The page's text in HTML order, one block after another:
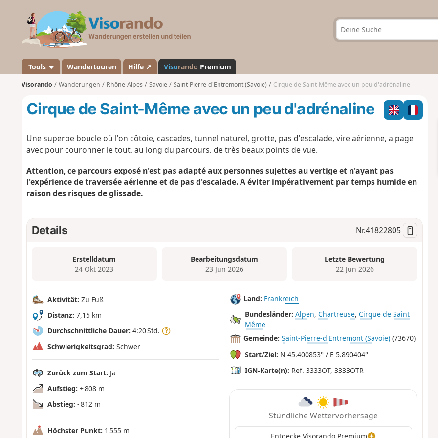
a
n
d
Tools Wandertouren Hilfe ↗ Visorando Premium
Visorando Wanderungen Rhône-Alpes Savoie Saint-Pierre-d'Entremont (Savoie) Cirque de Saint-Même avec un peu d'adrénaline
Cirque de Saint-Même avec un peu d'adrénaline
Une superbe boucle où l'on côtoie, cascades, tunnel naturel, grotte, pas d'escalade, vire aérienne, alpage
avec pour couronner le tout, au long du parcours, de très beaux points de vue.
Attention, ce parcours exposé n'est pas adapté aux personnes sujettes au vertige et n'ayant pas
l'expérience de traversée aérienne et de pas d'escalade. A éviter impérativement par temps humide en
raison des risques de glissade.
Details Nr.41822805
Erstelldatum
24 Okt 2023
Bearbeitungsdatum
23 Jun 2026
Letzte Bewertung
22 Jun 2026
Aktivität: Zu Fuß
Distanz: 7,15 km
Durchschnittliche Dauer: 4:20 Std.
Schwierigkeitsgrad: Schwer
Zurück zum Start: Ja
Aufstieg: + 808 m
Abstieg: - 812 m
Höchster Punkt: 1 555 m
Land: Frankreich
Bundesländer: Alpen, Chartreuse, Cirque de Saint
Même
Gemeinde: Saint-Pierre-d'Entremont (Savoie) (73670)
Start/Ziel: N 45.400853° / E 5.890404°
IGN-Karte(n): Ref. 3333OT, 3333OTR
Stündliche Wettervorhersage
Entdecke Visorando Premium